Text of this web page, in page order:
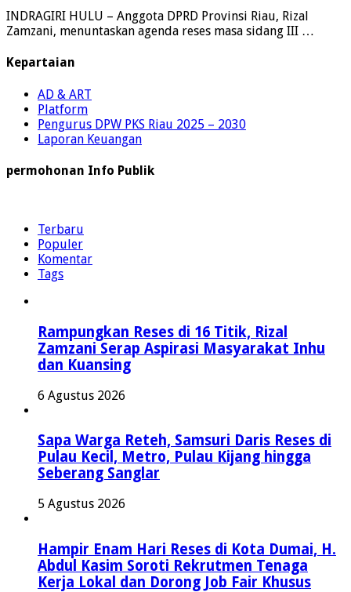
INDRAGIRI HULU – Anggota DPRD Provinsi Riau, Rizal
Zamzani, menuntaskan agenda reses masa sidang III …
Kepartaian
AD & ART
Platform
Pengurus DPW PKS Riau 2025 – 2030
Laporan Keuangan
permohonan Info Publik
Terbaru
Populer
Komentar
Tags
Rampungkan Reses di 16 Titik, Rizal
Zamzani Serap Aspirasi Masyarakat Inhu
dan Kuansing
6 Agustus 2026
Sapa Warga Reteh, Samsuri Daris Reses di
Pulau Kecil, Metro, Pulau Kijang hingga
Seberang Sanglar
5 Agustus 2026
Hampir Enam Hari Reses di Kota Dumai, H.
Abdul Kasim Soroti Rekrutmen Tenaga
Kerja Lokal dan Dorong Job Fair Khusus